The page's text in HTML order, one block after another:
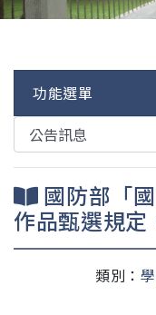
功能選單
國防部「
作品甄選規
類別：